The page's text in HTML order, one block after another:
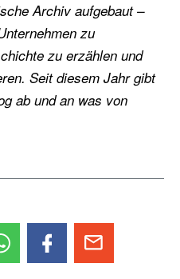
Archiv aufgebaut –
zu
zu erzählen und
Seit diesem Jahr gibt
ab und an was von